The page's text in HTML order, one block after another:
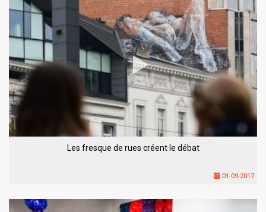
Les fresque de rues créent le débat
01-09-2017